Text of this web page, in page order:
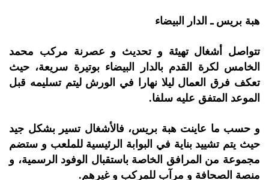
هبة بريس ـ الدار البيضاء
تتواصل أشغال تهيئة و تحديث و عصرنة مركب محمد
الخامس لكرة القدم بالدار البيضاء بوتيرة سريعة، حيث
تعكف فرق العمال ليلا نهارا في الورش ليتم تسليمه قبل
الموعد المتفق عليه سلفا.
و حسب ما عاينت هبة بريس، فالأشغال تسير بشكل جيد
حيث يتم تشييد بناية في البوابة الرئيسية للملعب و ستضم
مجموعة من المرافق الخاصة باستقبال الوفود الرسمية، و
منصة الصحافة و مرآب للمركب و غيرهم.